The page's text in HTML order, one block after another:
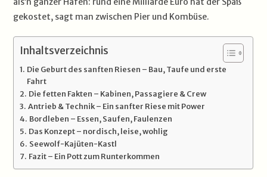
gekostet, sagt man zwischen Pier und Kombüse.
Inhaltsverzeichnis
Die Geburt des sanften Riesen – Bau, Taufe und erste
Fahrt
Die fetten Fakten – Kabinen, Passagiere & Crew
Antrieb & Technik – Ein sanfter Riese mit Power
Bordleben – Essen, Saufen, Faulenzen
Das Konzept – nordisch, leise, wohlig
Seewolf-Kajüten-Kastl
Fazit – Ein Pott zum Runterkommen